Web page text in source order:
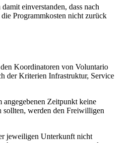
einverstanden, dass nach
Programmkosten nicht zurück
Koordinatoren von Voluntario
der Kriterien Infrastruktur, Service
Zeitpunkt keine
sollten, werden den Freiwilligen
jeweiligen Unterkunft nicht